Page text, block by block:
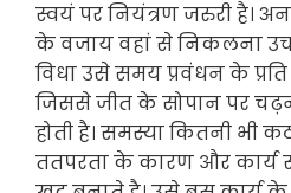
स्वयं पर नियंत्रण जरुरी है।
के वजाय वहां से निकलना
विधा उसे समय प्रवंधन के प्रति
जिससे जीत के सोपान पर
होती है। समस्या कितनी भी
ततपरता के कारण और कार्य